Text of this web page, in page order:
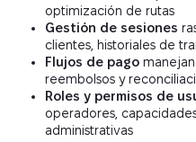
optimización de rutas
Gestión de sesiones
clientes, historiales de
Flujos de pago
reembolsos y
Roles y permisos de
operadores,
administrativas